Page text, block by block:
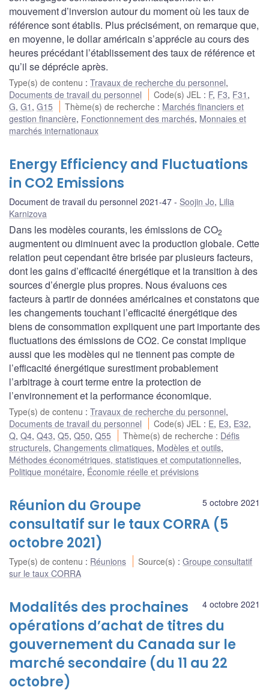
mouvement d’inversion autour du moment où les taux de
référence sont établis. Plus précisément, on remarque que,
en moyenne, le dollar américain s’apprécie au cours des
heures précédant l’établissement des taux de référence et
qu’il se déprécie après.
Type(s) de contenu : Travaux de recherche du personnel,
Documents de travail du personnel
Code(s) JEL : F, F3, F31 ,
G, G1 , G15 Thème(s) de recherche : Marchés financiers et
gestion financière, Fonctionnement des marchés, Monnaies et
marchés internationaux
Energy Efficiency and Fluctuations
in CO2 Emissions
Document de travail du personnel 2021-47 Soojin Jo, Lilia
Karnizova
Dans les modèles courants, les émissions de CO2
augmentent ou diminuent avec la production globale. Cette
relation peut cependant être brisée par plusieurs facteurs,
dont les gains d’efficacité énergétique et la transition à des
sources d’énergie plus propres. Nous évaluons ces
facteurs à partir de données américaines et constatons que
les changements touchant l’efficacité énergétique des
biens de consommation expliquent une part importante des
fluctuations des émissions de CO2. Ce constat implique
aussi que les modèles qui ne tiennent pas compte de
l’efficacité énergétique surestiment probablement
l’arbitrage à court terme entre la protection de
l’environnement et la performance économique.
Type(s) de contenu : Travaux de recherche du personnel,
Documents de travail du personnel
Code(s) JEL : E, E3, E32,
Q, Q4, Q43, Q5, Q50, Q55 Thème(s) de recherche : Défis
structurels, Changements climatiques, Modèles et outils,
Méthodes économétriques, statistiques et computationnelles,
Politique monétaire, Économie réelle et prévisions
5 octobre 2021
Réunion du Groupe
consultatif sur le taux CORRA (5
octobre 2021)
Type(s) de contenu : Réunions Source(s) :Groupe consultatif
sur le taux CORRA
4 octobre 2021
Modalités des prochaines
opérations d’achat de titres du
gouvernement du Canada sur le
marché secondaire (du 11 au 22
octobre)